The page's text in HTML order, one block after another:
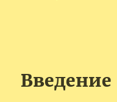
Введение